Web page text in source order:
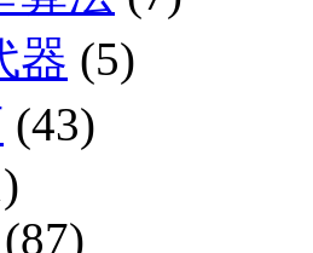
器 (5)
(43)
(87)